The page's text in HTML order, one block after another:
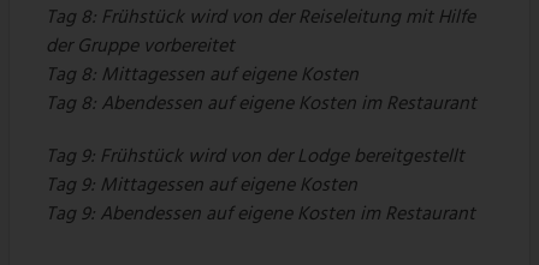
Tag 8: Frühstück wird von der Reiseleitung mit Hilfe
der Gruppe vorbereitet
Tag 8: Mittagessen auf eigene Kosten
Tag 8: Abendessen auf eigene Kosten im Restaurant
Tag 9: Frühstück wird von der Lodge bereitgestellt
Tag 9: Mittagessen auf eigene Kosten
Tag 9: Abendessen auf eigene Kosten im Restaurant